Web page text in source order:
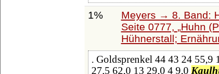
1%
Meyers → 8. Band:
Seite 0777,
Huhn
Hühnerstall;
. Goldsprenkel 44 43 24 55,9
27,5 62,0 13 29,0 4 9,0